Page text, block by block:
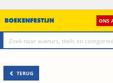
ONS
TERUG